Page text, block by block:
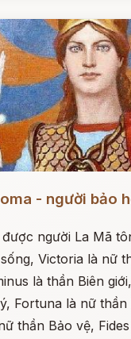
- người bảo
người La Mã
Victoria là nữ
là thần Biên
Fortuna là nữ thần
thần Bảo vệ,